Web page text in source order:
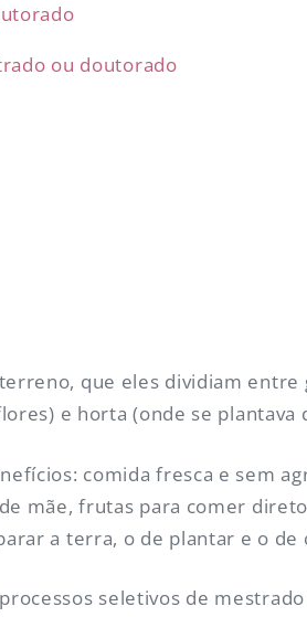
ou doutorado
que eles dividiam entre
e horta (onde se plantava
comida fresca e sem
mãe, frutas para comer
a terra, o de plantar e o de
seletivos de